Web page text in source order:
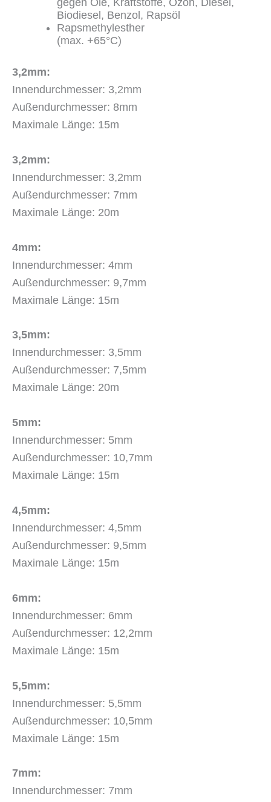
Biodiesel, Benzol, Rapsöl
Rapsmethylesther
(max. +65°C)
3,2mm:
Innendurchmesser: 3,2mm
Außendurchmesser: 8mm
Maximale Länge: 15m
3,2mm:
Innendurchmesser: 3,2mm
Außendurchmesser: 7mm
Maximale Länge: 20m
4mm:
Innendurchmesser: 4mm
Außendurchmesser: 9,7mm
Maximale Länge: 15m
3,5mm:
Innendurchmesser: 3,5mm
Außendurchmesser: 7,5mm
Maximale Länge: 20m
5mm:
Innendurchmesser: 5mm
Außendurchmesser: 10,7mm
Maximale Länge: 15m
4,5mm:
Innendurchmesser: 4,5mm
Außendurchmesser: 9,5mm
Maximale Länge: 15m
6mm:
Innendurchmesser: 6mm
Außendurchmesser: 12,2mm
Maximale Länge: 15m
5,5mm:
Innendurchmesser: 5,5mm
Außendurchmesser: 10,5mm
Maximale Länge: 15m
7mm:
Innendurchmesser: 7mm